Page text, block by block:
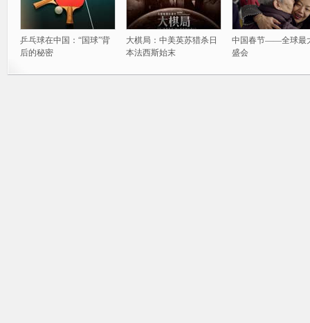
乒乓球在中国：“国球”背
后的秘密
大棋局：中美英苏猎杀日
本法西斯始末
中国春节——全球最
盛会